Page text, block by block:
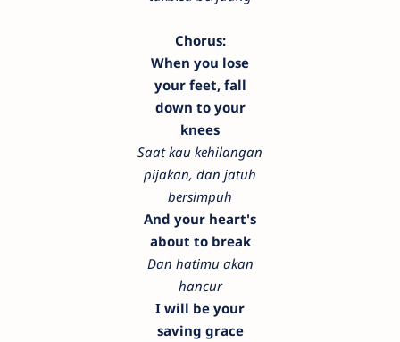
Chorus:
When you lose
your feet, fall
down to your
knees
Saat kau kehilangan
pijakan, dan jatuh
bersimpuh
And your heart's
about to break
Dan hatimu akan
hancur
I will be your
saving grace